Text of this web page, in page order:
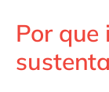
Por que